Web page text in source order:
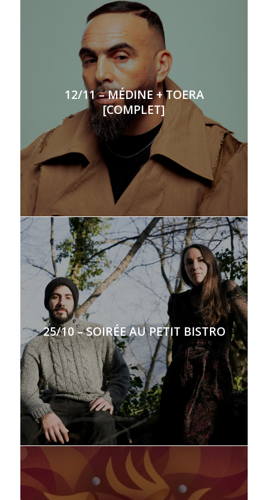
12/11 – MÉDINE + TOERA
[COMPLET]
25/10 – SOIRÉE AU PETIT BISTRO